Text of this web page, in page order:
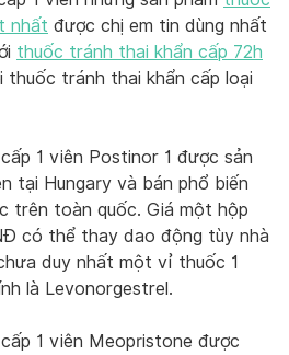
nhất được chị em tin dùng nhất
thuốc tránh thai khẩn cấp 72h
tránh thai khẩn cấp loại
1 viên Postinor 1 được sản
tại Hungary và bán phổ biến
trên toàn quốc. Giá một hộp
có thể thay dao động tùy nhà
duy nhất một vỉ thuốc 1
là Levonorgestrel.
1 viên Meopristone được